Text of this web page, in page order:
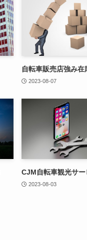
自転車販売店強み在
2023-08-07
CJM自転車観光サー
2023-08-03